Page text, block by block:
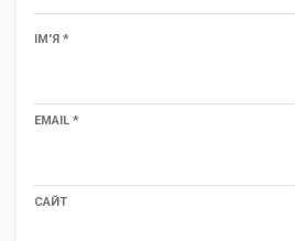
ІМ'Я *
EMAIL *
САЙТ